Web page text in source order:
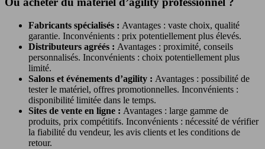
Fabricants spécialisés : Avantages : vaste choix, qualité
garantie. Inconvénients : prix potentiellement plus élevés.
Distributeurs agréés : Avantages : proximité, conseils
personnalisés. Inconvénients : choix potentiellement plus
limité.
Salons et événements d’agility : Avantages : possibilité de
tester le matériel, offres promotionnelles. Inconvénients :
disponibilité limitée dans le temps.
Sites de vente en ligne : Avantages : large gamme de
produits, prix compétitifs. Inconvénients : nécessité de vérifier
la fiabilité du vendeur, les avis clients et les conditions de
retour.